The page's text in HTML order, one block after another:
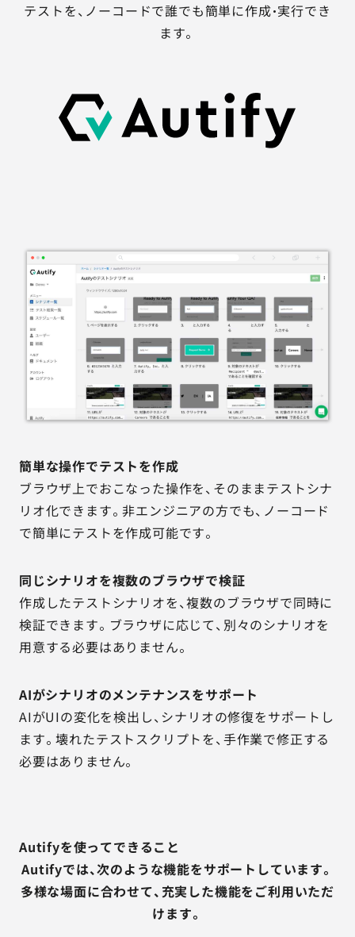
テストを、ノーコードで誰でも簡単に作成・実行でき
ます。
簡単な操作でテストを作成
ブラウザ上でおこなった操作を、そのままテストシナ
リオ化できます。非エンジニアの方でも、ノーコード
で簡単にテストを作成可能です。
同じシナリオを複数のブラウザで検証
作成したテストシナリオを、複数のブラウザで同時に
検証できます。ブラウザに応じて、別々のシナリオを
用意する必要はありません。
AIがシナリオのメンテナンスをサポート
AIがUIの変化を検出し、シナリオの修復をサポートし
ます。壊れたテストスクリプトを、手作業で修正する
必要はありません。
Autifyを使ってできること
Autifyでは、次のような機能をサポートしています。
多様な場面に合わせて、充実した機能をご利用いただ
けます。